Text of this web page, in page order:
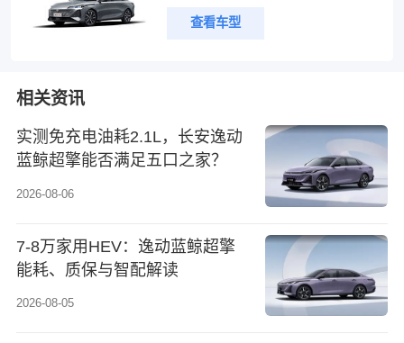
查看车型
相关资讯
实测免充电油耗2.1L，长安逸动
蓝鲸超擎能否满足五口之家？
2026-08-06
7‑8万家用HEV：逸动蓝鲸超擎
能耗、质保与智配解读
2026-08-05